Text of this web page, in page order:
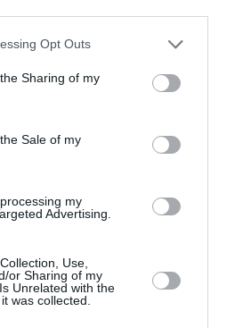
Opt Outs
Sharing of my
Sale of my
my
Advertising.
Use,
or Sharing of my
Unrelated with the
was collected.
συγγραφέα. «Ακούστηκαν»
οι σιωπές του κειμένου,
στοιχεία, καλλιεργήθηκε η
η παράσταση οδηγήθηκε
παράσταση είναι αληθινά
και γεμάτη νοήματα.»
CultureNow
Προσκήνιο
(Μετάφραση: Αντώνης
Δημήτρης Καραντζάς